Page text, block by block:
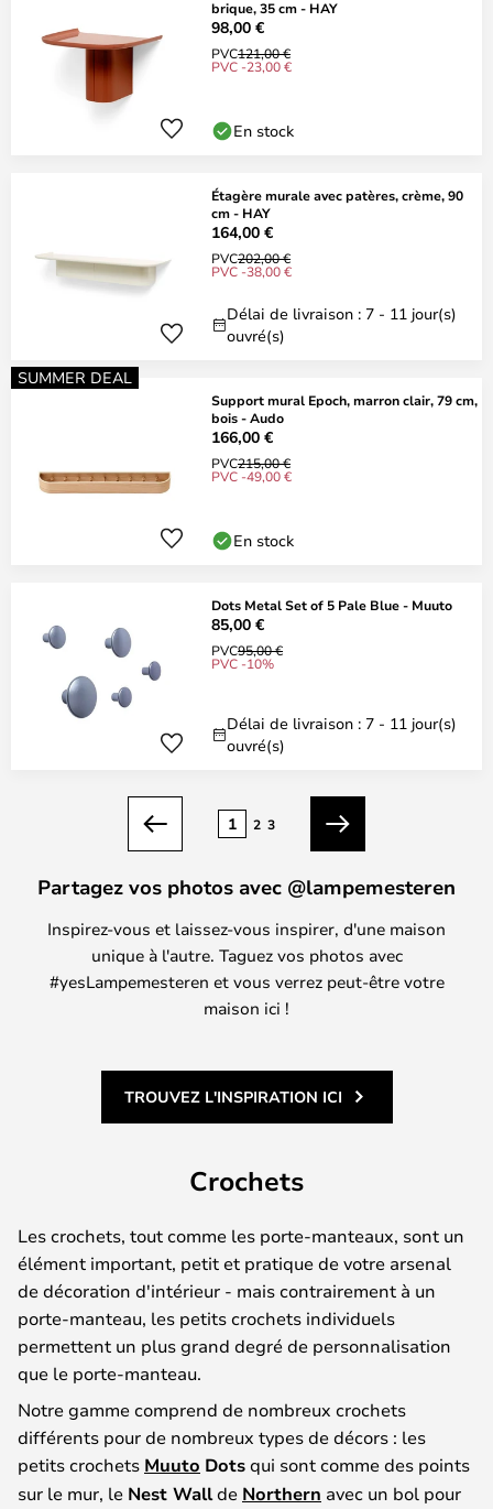
brique, 35 cm - HAY
98,00 €
PVC121,00 €
PVC -23,00 €
En stock
Étagère murale avec patères, crème, 90
cm - HAY
164,00 €
PVC202,00 €
PVC -38,00 €
Délai de livraison : 7 - 11 jour(s)
ouvré(s)
SUMMER DEAL
Support mural Epoch, marron clair, 79 cm,
bois - Audo
166,00 €
PVC215,00 €
PVC -49,00 €
En stock
Dots Metal Set of 5 Pale Blue - Muuto
85,00 €
PVC95,00 €
PVC -10%
Délai de livraison : 7 - 11 jour(s)
ouvré(s)
Précédent
1 2 3
Suivant
Partagez vos photos avec @lampemesteren
Inspirez-vous et laissez-vous inspirer, d'une maison
unique à l'autre. Taguez vos photos avec
#yesLampemesteren et vous verrez peut-être votre
maison ici !
TROUVEZ L'INSPIRATION ICI
Crochets
Les crochets, tout comme les porte-manteaux, sont un
élément important, petit et pratique de votre arsenal
de décoration d'intérieur - mais contrairement à un
porte-manteau, les petits crochets individuels
permettent un plus grand degré de personnalisation
que le porte-manteau.
Notre gamme comprend de nombreux crochets
différents pour de nombreux types de décors : les
petits crochets Muuto Dotsqui sont comme des points
sur le mur, le Nest Wallde Northern avec un bol pour